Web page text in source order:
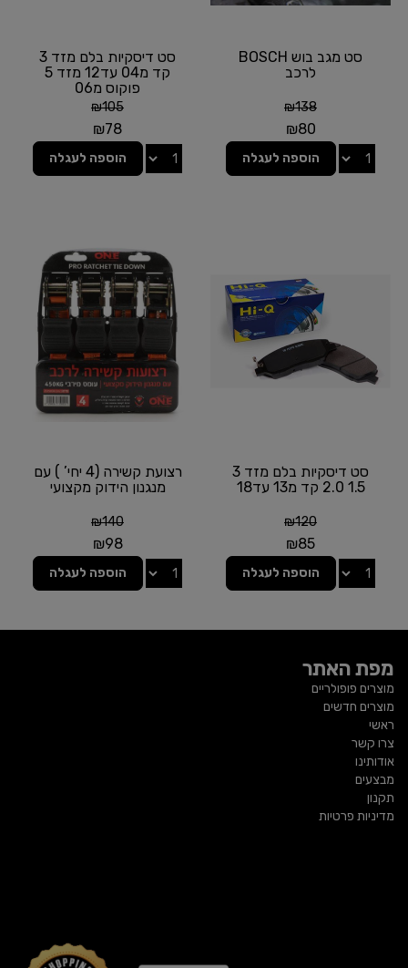
סט מגב בוש BOSCH
לרכב
₪138
₪80
הוספה לעגלה
סט דיסקיות בלם מזד 3
קד מ04 עד12 מזד 5
פוקוס מ06
₪105
₪78
הוספה לעגלה
סט דיסקיות בלם מזד 3
1.5 2.0 קד מ13 עד18
₪120
₪85
הוספה לעגלה
רצועת קשירה (4 יחי’ ) עם
מנגנון הידוק מקצועי
₪140
₪98
הוספה לעגלה
מפת האתר
מוצרים פופולריים
מוצרים חדשים
ראשי
צרו קשר
אודותינו
מבצעים
תקנון
מדיניות פרטיות